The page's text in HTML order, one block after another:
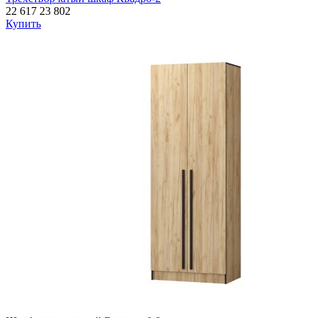
22 617 23 802
Купить